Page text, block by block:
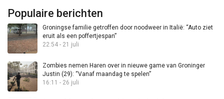
Populaire berichten
Groningse familie getroffen door noodweer in Italië: “Auto ziet
eruit als een poffertjespan”
22:54 - 21 juli
Zombies nemen Haren over in nieuwe game van Groninger
Justin (29): “Vanaf maandag te spelen”
16:11 - 26 juli